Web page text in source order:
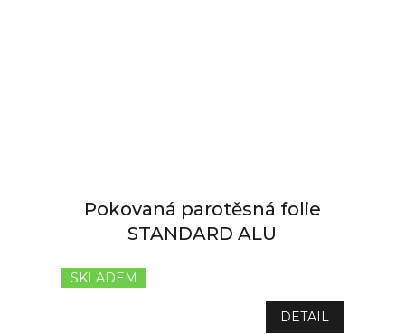
Pokovaná parotěsná folie
STANDARD ALU
SKLADEM
DETAIL